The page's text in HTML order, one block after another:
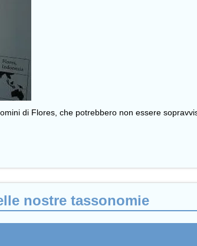
di Flores, che potrebbero non essere
nostre tassonomie